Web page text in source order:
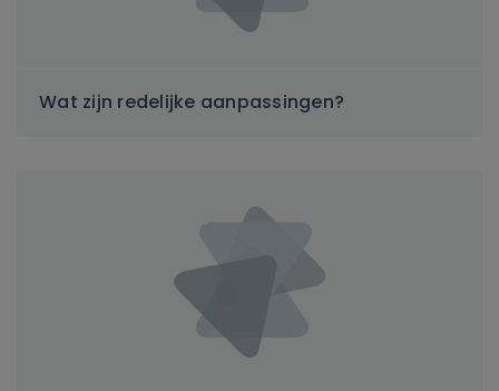
Wat zijn redelijke aanpassingen?